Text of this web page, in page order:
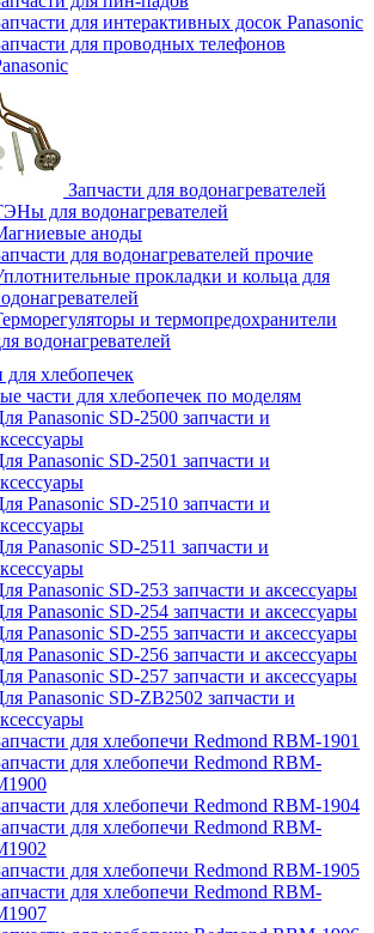
для интерактивных досок Panasonic
для проводных телефонов
Запчасти для водонагревателей
для водонагревателей
аноды
для водонагревателей прочие
прокладки и кольца для
и термопредохранители
водонагревателей
для хлебопечек
части для хлебопечек по моделям
Panasonic SD-2500 запчасти и
Panasonic SD-2501 запчасти и
Panasonic SD-2510 запчасти и
Panasonic SD-2511 запчасти и
Panasonic SD-253 запчасти и аксессуары
Panasonic SD-254 запчасти и аксессуары
Panasonic SD-255 запчасти и аксессуары
Panasonic SD-256 запчасти и аксессуары
Panasonic SD-257 запчасти и аксессуары
Panasonic SD-ZB2502 запчасти и
для хлебопечи Redmond RBM-1901
для хлебопечи Redmond RBM-
для хлебопечи Redmond RBM-1904
для хлебопечи Redmond RBM-
для хлебопечи Redmond RBM-1905
для хлебопечи Redmond RBM-